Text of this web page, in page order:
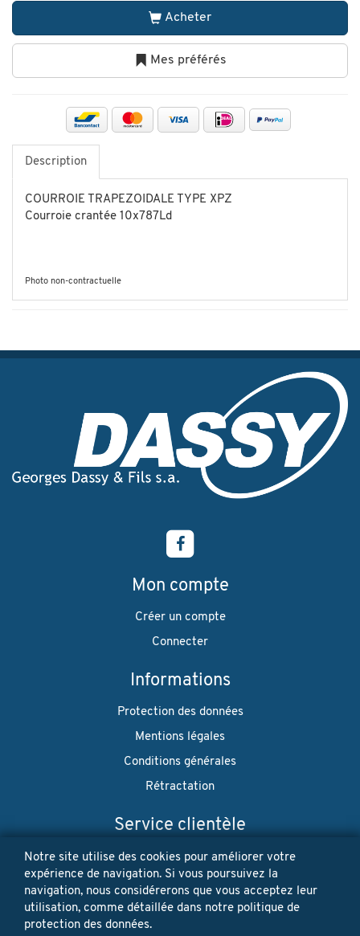
Acheter
Mes préférés
Description
COURROIE TRAPEZOIDALE TYPE XPZ
Courroie crantée 10x787Ld
Photo non-contractuelle
Mon compte
Créer un compte
Connecter
Informations
Protection des données
Mentions légales
Conditions générales
Rétractation
Service clientèle
Envoi
Newsletter
Notre site utilise des cookies pour améliorer votre
expérience de navigation. Si vous poursuivez la
navigation, nous considérerons que vous acceptez leur
utilisation, comme détaillée dans notre politique de
protection des données.